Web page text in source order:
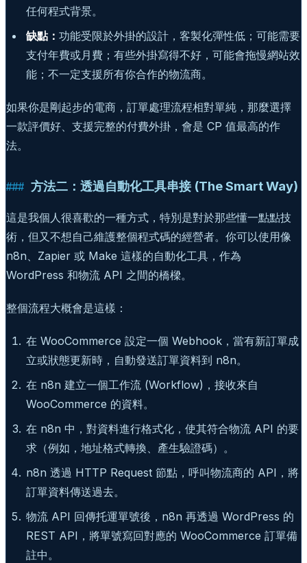
任何程式背景。
缺點： 功能受限於外掛的設計，客製化彈性低；可能需要
支付年費或月費；有些外掛寫得不好，可能會拖慢網站效
能；不一定支援所有你合作的物流商。
如果你是剛起步的電商，訂單處理流程相對單純，那麼選擇
一款評價好、支援完整的付費外掛，會是 CP 值最高的作
法。
方法二：透過自動化工具串接 (The Smart Way)
這是我個人很喜歡的一種方式，特別是對於那些懂一點點技
術，但又不想自己維護整個程式碼的經營者。你可以使用像
n8n、Zapier 或 Make 這樣的自動化工具，作為
WordPress 和物流 API 之間的橋樑。
整個流程大概會是這樣：
在 WooCommerce 設定一個 Webhook，當有新訂單成
立或狀態更新時，自動發送訂單資料到 n8n。
在 n8n 建立一個工作流 (Workflow)，接收來自
WooCommerce 的資料。
在 n8n 中，對資料進行格式化，使其符合物流 API 的要
求（例如，地址格式轉換、產生驗證碼）。
n8n 透過 HTTP Request 節點，呼叫物流商的 API，將
訂單資料傳送過去。
物流 API 回傳托運單號後，n8n 再透過 WordPress 的
REST API，將單號寫回對應的 WooCommerce 訂單備
註中。